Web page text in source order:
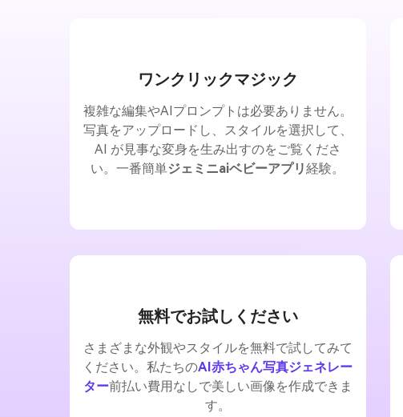
ワンクリックマジック
複雑な編集やAIプロンプトは必要ありません。
写真をアップロードし、スタイルを選択して、
AI が見事な変身を生み出すのをご覧くださ
い。一番簡単ジェミニaiベビーアプリ経験。
無料でお試しください
さまざまな外観やスタイルを無料で試してみて
ください。私たちのAI赤ちゃん写真ジェネレー
ター前払い費用なしで美しい画像を作成できま
す。